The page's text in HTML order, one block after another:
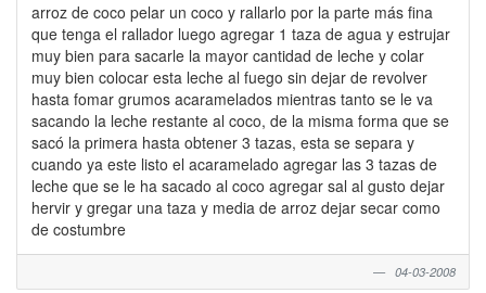
arroz de coco pelar un coco y rallarlo por la parte más fina
que tenga el rallador luego agregar 1 taza de agua y estrujar
muy bien para sacarle la mayor cantidad de leche y colar
muy bien colocar esta leche al fuego sin dejar de revolver
hasta fomar grumos acaramelados mientras tanto se le va
sacando la leche restante al coco, de la misma forma que se
sacó la primera hasta obtener 3 tazas, esta se separa y
cuando ya este listo el acaramelado agregar las 3 tazas de
leche que se le ha sacado al coco agregar sal al gusto dejar
hervir y gregar una taza y media de arroz dejar secar como
de costumbre
04-03-2008